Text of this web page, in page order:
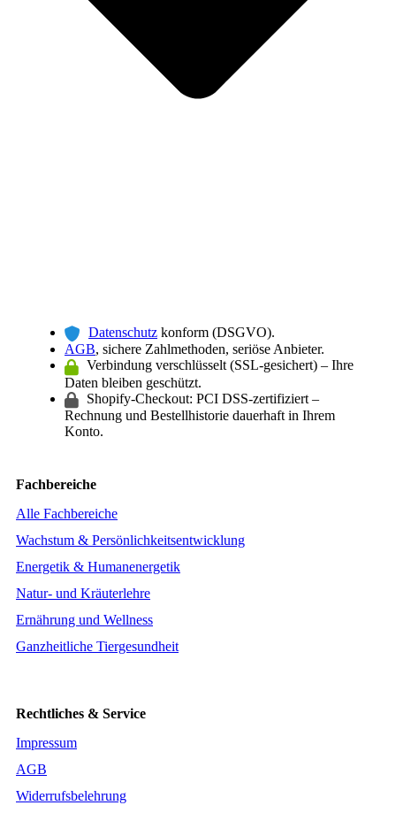
Datenschutz konform (DSGVO).
AGB, sichere Zahlmethoden, seriöse Anbieter.
Verbindung verschlüsselt (SSL-gesichert) – Ihre
Daten bleiben geschützt.
Shopify-Checkout: PCI DSS-zertifiziert –
Rechnung und Bestellhistorie dauerhaft in Ihrem
Konto.
Fachbereiche
Alle Fachbereiche
Wachstum & Persönlichkeitsentwicklung
Energetik & Humanenergetik
Natur- und Kräuterlehre
Ernährung und Wellness
Ganzheitliche Tiergesundheit
Rechtliches & Service
Impressum
AGB
Widerrufsbelehrung